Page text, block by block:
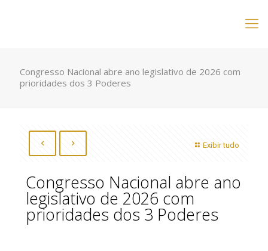
Congresso Nacional abre ano legislativo de 2026 com
prioridades dos 3 Poderes
Exibir tudo
Congresso Nacional abre ano
legislativo de 2026 com
prioridades dos 3 Poderes